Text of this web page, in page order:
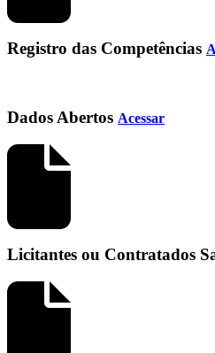
Registro das Competências
Dados Abertos Acessar
Licitantes ou Contratados